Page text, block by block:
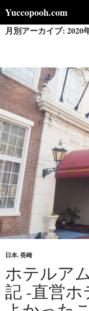
ン
テ
へ
ス
キ
ッ
プ
Yuccopooh.com
索
月別アーカイブ: 2020
日本,長崎
ホテルア
記 -直営ホ